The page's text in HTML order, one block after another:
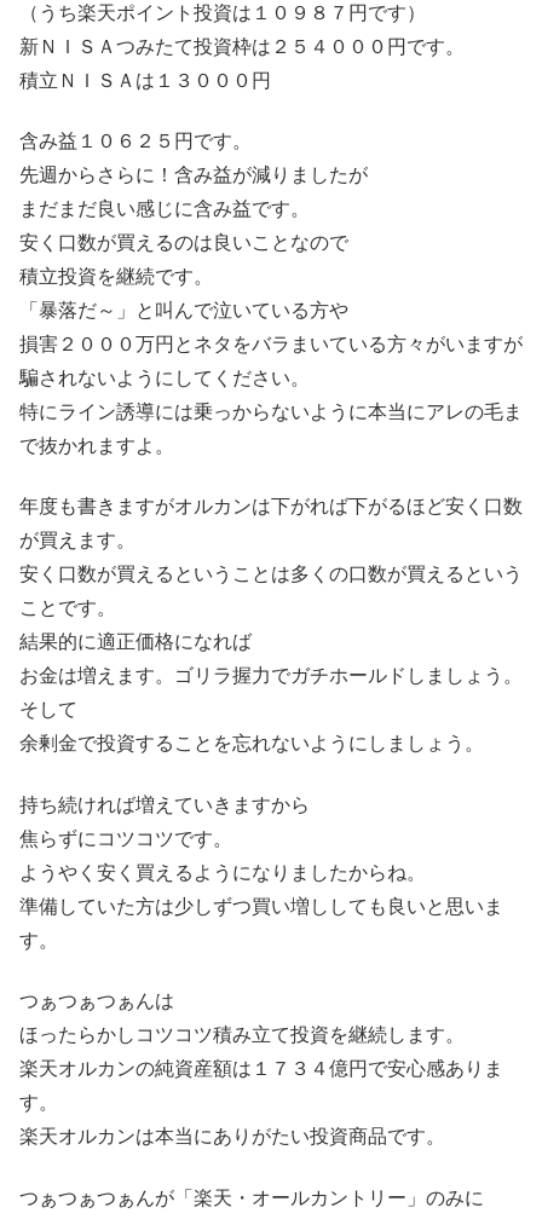
（うち楽天ポイント投資は１０９８７円です）
新ＮＩＳＡつみたて投資枠は２５４０００円です。
積立ＮＩＳＡは１３０００円
含み益１０６２５円です。
先週からさらに！含み益が減りましたが
まだまだ良い感じに含み益です。
安く口数が買えるのは良いことなので
積立投資を継続です。
「暴落だ～」と叫んで泣いている方や
損害２０００万円とネタをバラまいている方々がいますが
騙されないようにしてください。
特にライン誘導には乗っからないように本当にアレの毛ま
で抜かれますよ。
年度も書きますがオルカンは下がれば下がるほど安く口数
が買えます。
安く口数が買えるということは多くの口数が買えるという
ことです。
結果的に適正価格になれば
お金は増えます。ゴリラ握力でガチホールドしましょう。
そして
余剰金で投資することを忘れないようにしましょう。
持ち続ければ増えていきますから
焦らずにコツコツです。
ようやく安く買えるようになりましたからね。
準備していた方は少しずつ買い増ししても良いと思いま
す。
つぁつぁつぁんは
ほったらかしコツコツ積み立て投資を継続します。
楽天オルカンの純資産額は１７３４億円で安心感ありま
す。
楽天オルカンは本当にありがたい投資商品です。
つぁつぁつぁんが「楽天・オールカントリー」のみに